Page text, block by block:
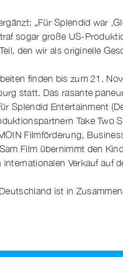
„Für Splendid war
sogar große US-
den wir als originelle
finden bis zum 21.
statt. Das rasante
Splendid Entertainment
Take Two
Filmförderung,
Film übernimmt den
internationalen Verkauf auf
ist in